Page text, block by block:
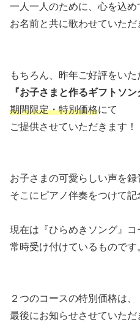
一人一人のために、心を込め
お名前と共に歌わせていただ
もちろん、昨年ご好評をいた
『お子さまと作るギフトソン
期間限定・特別価格にて
ご提供させていただきます！
お子さまの可愛らしい声を録
そこにピアノ伴奏をつけて記
現在は『ひらめきソング』コ
常時受け付けているものです
２つのコースの特別価格は、
最後にお知らせさせていた